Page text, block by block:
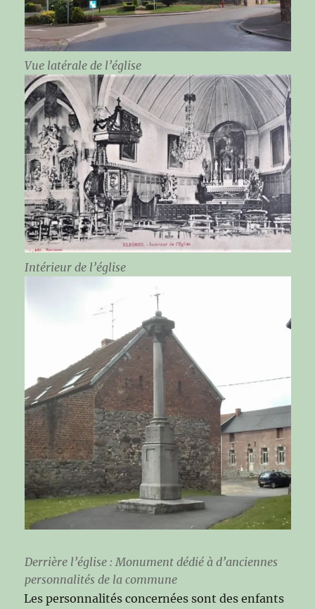
Vue latérale de l’église
Intérieur de l’église
Derrière l’église : Monument dédié à d’anciennes
personnalités de la commune
Les personnalités concernées sont des enfants